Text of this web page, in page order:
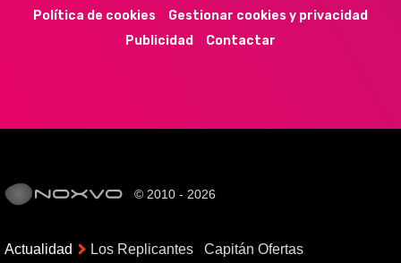
Política de cookies
Gestionar cookies y privacidad
Publicidad
Contactar
© 2010 - 2026
Actualidad Los Replicantes Capitán Ofertas